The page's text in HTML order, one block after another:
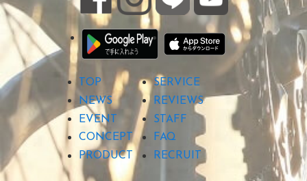
TOP
SERVICE
NEWS
REVIEWS
EVENT
STAFF
CONCEPT
FAQ
PRODUCT
RECRUIT